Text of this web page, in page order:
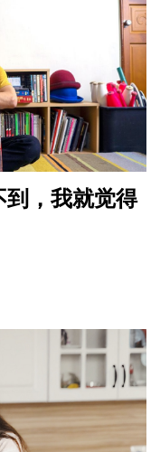
到，我就觉得